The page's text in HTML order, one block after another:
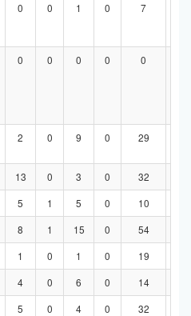
0 0 1 0 7
0 0 0 0 0
2 0 9 0 29
13 0 3 0 32
5 1 5 0 10
8 1 15 0 54
1 0 1 0 19
4 0 6 0 14
5 0 4 0 32